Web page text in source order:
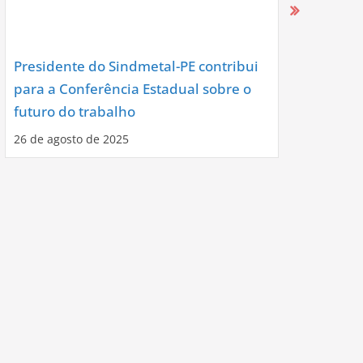
Presidente do Sindmetal-PE contribui
para a Conferência Estadual sobre o
futuro do trabalho
26 de agosto de 2025